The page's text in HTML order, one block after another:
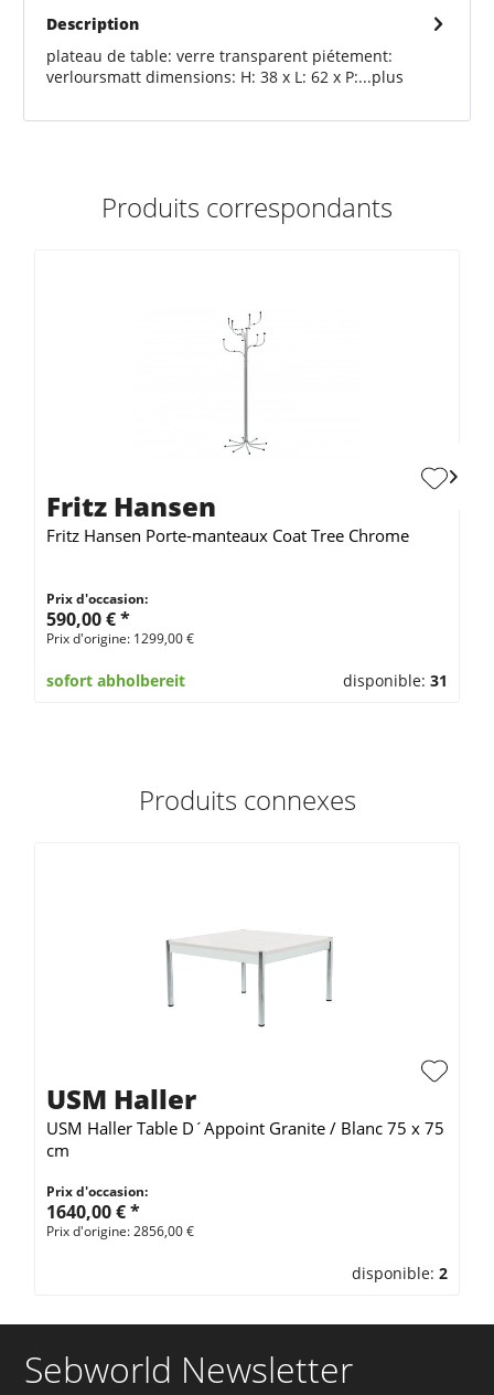
Description
plateau de table: verre transparent piétement:
verloursmatt dimensions: H: 38 x L: 62 x P:...plus
Produits correspondants
Fritz Hansen
Fritz Hansen Porte-manteaux Coat Tree Chrome
Prix d'occasion:
590,00 € *
Prix d'origine: 1299,00 €
sofort abholbereit disponible: 31
Produits connexes
USM Haller
USM Haller Table D´Appoint Granite / Blanc 75 x 75
cm
Prix d'occasion:
1640,00 € *
Prix d'origine: 2856,00 €
disponible: 2
Sebworld Newsletter